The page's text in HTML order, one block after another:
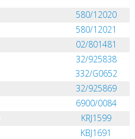
580/12020
580/12021
02/801481
32/925838
332/G0652
32/925869
6900/0084
KRJ1599
KBJ1691